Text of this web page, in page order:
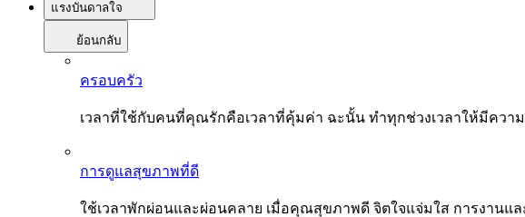
แรงบันดาลใจ
ย้อนกลับ
ครอบครัว
เวลาที่ใช้กับคนที่คุณรักคือเวลาที่คุ้มค่า ฉะนั้น ทำทุกช่วงเวลาให้มีคว
การดูแลสุขภาพที่ดี
ใช้เวลาพักผ่อนและผ่อนคลาย เมื่อคุณสุขภาพดี จิตใจแจ่มใส การงานแ